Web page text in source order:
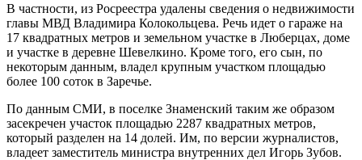
В частности, из Росреестра удалены сведения о недвижимости
главы МВД Владимира Колокольцева. Речь идет о гараже на
17 квадратных метров и земельном участке в Люберцах, доме
и участке в деревне Шевелкино. Кроме того, его сын, по
некоторым данным, владел крупным участком площадью
более 100 соток в Заречье.
По данным СМИ, в поселке Знаменский таким же образом
засекречен участок площадью 2287 квадратных метров,
который разделен на 14 долей. Им, по версии журналистов,
владеет заместитель министра внутренних дел Игорь Зубов.